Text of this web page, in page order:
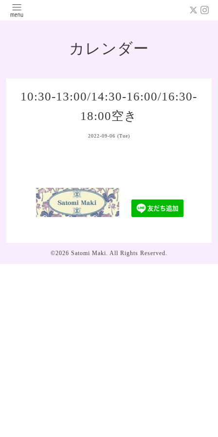
カレンダー
10:30-13:00/14:30-16:00/16:30-
18:00空き
2022-09-06 (Tue)
©2026 Satomi Maki. All Rights Reserved.